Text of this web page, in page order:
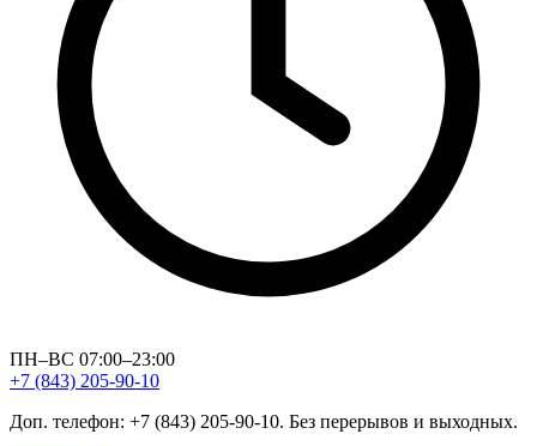
ПН–ВС 07:00–23:00
+7 (843) 205-90-10
Доп. телефон: +7 (843) 205-90-10. Без перерывов и выходных.